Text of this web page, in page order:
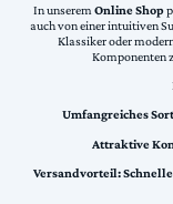
In unserem Online Shop
auch von einer intuitiven
Klassiker oder
Komponenten
Umfangreiches
Attraktive
Versandvorteil: